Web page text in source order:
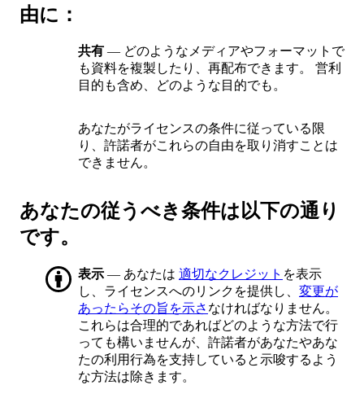
由に：
共有 — どのようなメディアやフォーマットで
も資料を複製したり、再配布できます。 営利
目的も含め、どのような目的でも。
あなたがライセンスの条件に従っている限
り、許諾者がこれらの自由を取り消すことは
できません。
あなたの従うべき条件は以下の通り
です。
表示 — あなたは 適切なクレジット を表示
し、ライセンスへのリンクを提供し、 変更が
あったらその旨を示さ なければなりません。
これらは合理的であればどのような方法で行
っても構いませんが、許諾者があなたやあな
たの利用行為を支持していると示唆するよう
な方法は除きます。